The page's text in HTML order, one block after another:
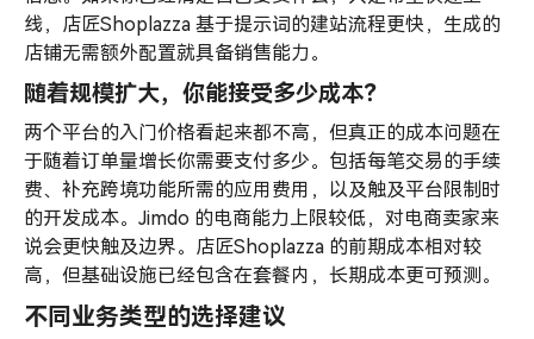
线，店匠Shoplazza 基于提示词的建站流程更快，生成的
店铺无需额外配置就具备销售能力。
随着规模扩大，你能接受多少成本？
两个平台的入门价格看起来都不高，但真正的成本问题在
于随着订单量增长你需要支付多少。包括每笔交易的手续
费、补充跨境功能所需的应用费用，以及触及平台限制时
的开发成本。Jimdo 的电商能力上限较低，对电商卖家来
说会更快触及边界。店匠Shoplazza 的前期成本相对较
高，但基础设施已经包含在套餐内，长期成本更可预测。
不同业务类型的选择建议